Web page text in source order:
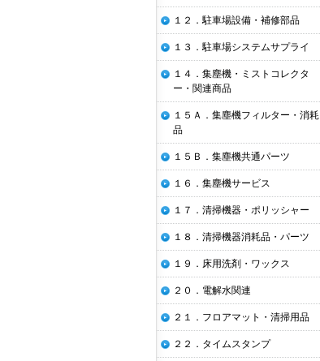
１２．駐車場設備・補修部品
１３．駐車場システムサプライ
１４．集塵機・ミストコレクタ
ー・関連商品
１５Ａ．集塵機フィルター・消耗
品
１５Ｂ．集塵機共通パーツ
１６．集塵機サービス
１７．清掃機器・ポリッシャー
１８．清掃機器消耗品・パーツ
１９．床用洗剤・ワックス
２０．電解水関連
２１．フロアマット・清掃用品
２２．タイムスタンプ